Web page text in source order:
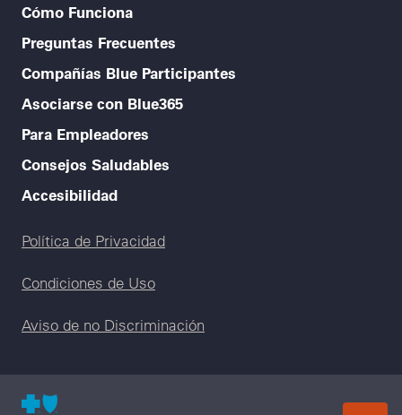
Cómo Funciona
Preguntas Frecuentes
Compañías Blue Participantes
Asociarse con Blue365
Para Empleadores
Consejos Saludables
Accesibilidad
Legal menu
Política de Privacidad
Condiciones de Uso
Aviso de no Discriminación